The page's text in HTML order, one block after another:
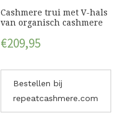
Cashmere trui met V-hals
van organisch cashmere
€209,95
Bestellen bij
repeatcashmere.com